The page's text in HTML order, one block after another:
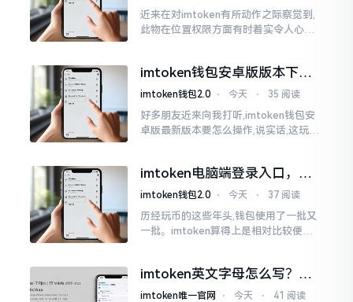
近来在对imtoken有所动作之际察觉到,
此物在位置权限方面有时着实令人心生
的模样
imtoken钱包安卓版版本下载
安装教程
imtoken钱包2.0 ⋅ 今天 ⋅ 35 阅读
好多朋友近来向我打听,imtoken钱包安
卓版最新版本要怎么操作,说实话,这玩意
0版本
imtoken电脑端登录入口，地
址在这里
imtoken钱包2.0 ⋅ 今天 ⋅ 37 阅读
历经玩币的这些年头,钱包使用了一批又
一批。imtoken算得上是相对比较便于
就得去寻觅电脑端的入口。
imtoken英文字母怎么写？正
确拼写看这里
imtoken唯一官网 ⋅ 今天 ⋅ 41 阅读